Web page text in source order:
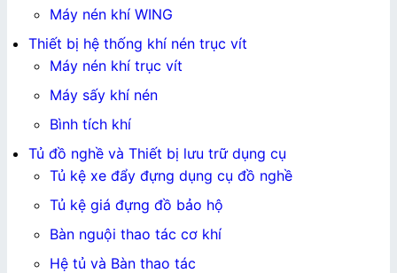
Máy nén khí WING
Thiết bị hệ thống khí nén trục vít
Máy nén khí trục vít
Máy sấy khí nén
Bình tích khí
Tủ đồ nghề và Thiết bị lưu trữ dụng cụ
Tủ kệ xe đẩy đựng dụng cụ đồ nghề
Tủ kệ giá đựng đồ bảo hộ
Bàn nguội thao tác cơ khí
Hệ tủ và Bàn thao tác